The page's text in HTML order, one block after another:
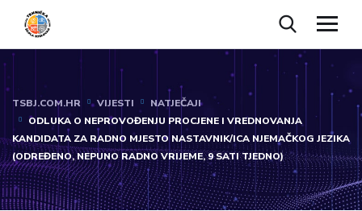
TSBJ.COM.HR VIJESTI
NATJEČAJI
ODLUKA O NEPROVOĐENJU PROCJENE I VREDNOVANJA
KANDIDATA ZA RADNO MJESTO NASTAVNIK/ICA NJEMAČKOG JEZIKA
(ODREĐENO, NEPUNO RADNO VRIJEME, 9 SATI TJEDNO)